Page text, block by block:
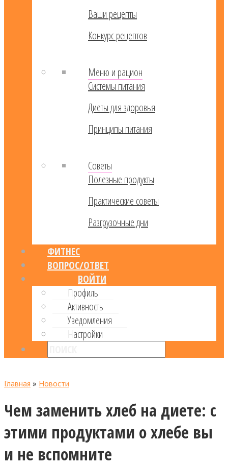
Ваши рецепты
Конкурс рецептов
Меню и рацион
Системы питания
Диеты для здоровья
Принципы питания
Советы
Полезные продукты
Практические советы
Разгрузочные дни
ФИТНЕС
ВОПРОС/ОТВЕТ
ВОЙТИ
Профиль
Активность
Уведомления
Настройки
Главная » Новости
Чем заменить хлеб на диете: с
этими продуктами о хлебе вы
и не вспомните